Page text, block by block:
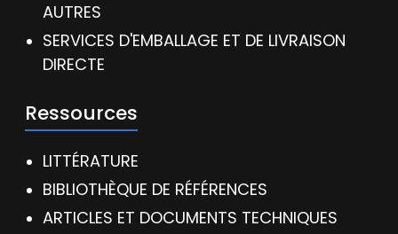
AUTRES
SERVICES D'EMBALLAGE ET DE LIVRAISON
DIRECTE
Ressources
LITTÉRATURE
BIBLIOTHÈQUE DE RÉFÉRENCES
ARTICLES ET DOCUMENTS TECHNIQUES